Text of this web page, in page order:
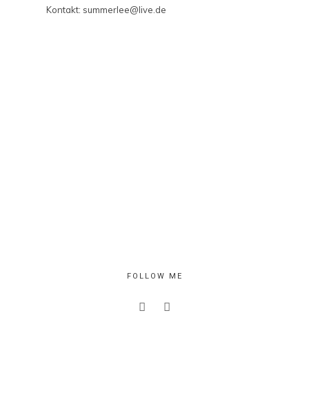
Kontakt: summerlee@live.de
FOLLOW ME